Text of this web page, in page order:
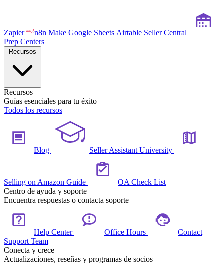
Zapier n8n Make Google Sheets Airtable Seller Central
Prep Centers
Recursos
Guías esenciales para tu éxito
Todos los recursos
Blog Seller Assistant University
Selling on Amazon Guide
OA Check List
Centro de ayuda y soporte
Encuentra respuestas o contacta soporte
Help Center Office Hours
Contact
Support Team
Conecta y crece
Actualizaciones, reseñas y programas de socios